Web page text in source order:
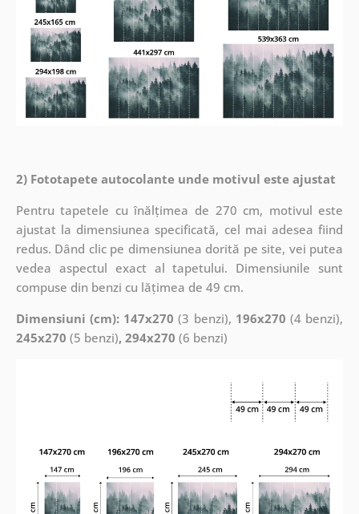
2) Fototapete autocolante unde motivul este ajustat
Pentru tapetele cu înălțimea de 270 cm, motivul este
ajustat la dimensiunea specificată, cel mai adesea fiind
redus. Dând clic pe dimensiunea dorită pe site, vei putea
vedea aspectul exact al tapetului. Dimensiunile sunt
compuse din benzi cu lățimea de 49 cm.
Dimensiuni (cm): 147x270 (3 benzi), 196x270 (4 benzi),
245x270 (5 benzi), 294x270 (6 benzi)